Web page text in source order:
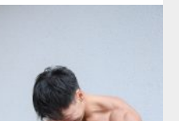
2021.07.1
AKIHITO(細マッチョ) 大胸筋